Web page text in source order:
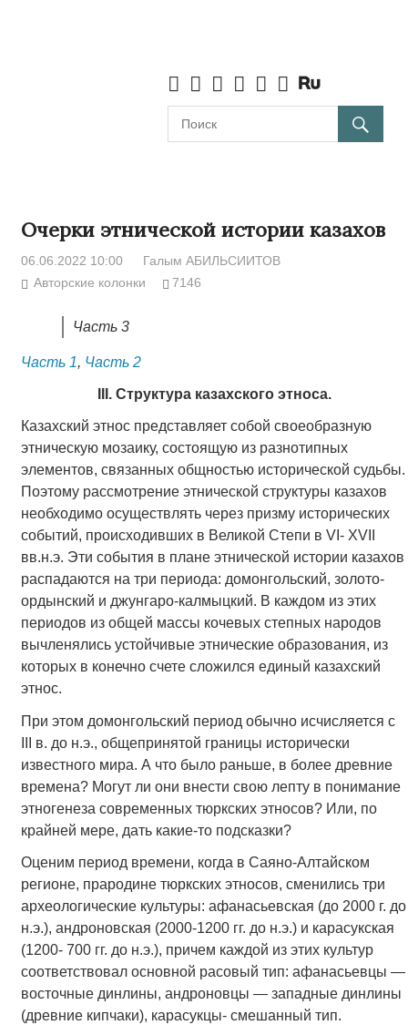
Очерки этнической истории казахов
06.06.2022 10:00
Галым АБИЛЬСИИТОВ
Авторские колонки
7146
Часть 3
Часть 1, Часть 2
III. Структура казахского этноса.
Казахский этнос представляет собой своеобразную
этническую мозаику, состоящую из разнотипных
элементов, связанных общностью исторической судьбы.
Поэтому рассмотрение этнической структуры казахов
необходимо осуществлять через призму исторических
событий, происходивших в Великой Степи в VI- XVII
вв.н.э. Эти события в плане этнической истории казахов
распадаются на три периода: домонгольский, золото-
ордынский и джунгаро-калмыцкий. В каждом из этих
периодов из общей массы кочевых степных народов
вычленялись устойчивые этнические образования, из
которых в конечно счете сложился единый казахский
этнос.
При этом домонгольский период обычно исчисляется с
III в. до н.э., общепринятой границы исторически
известного мира. А что было раньше, в более древние
времена? Могут ли они внести свою лепту в понимание
этногенеза современных тюркских этносов? Или, по
крайней мере, дать какие-то подсказки?
Оценим период времени, когда в Саяно-Алтайском
регионе, прародине тюркских этносов, сменились три
археологические культуры: афанасьевская (до 2000 г. до
н.э.), андроновская (2000-1200 гг. до н.э.) и карасукская
(1200- 700 гг. до н.э.), причем каждой из этих культур
соответствовал основной расовый тип: афанасьевцы —
восточные динлины, андроновцы — западные динлины
(древние кипчаки), карасукцы- смешанный тип.